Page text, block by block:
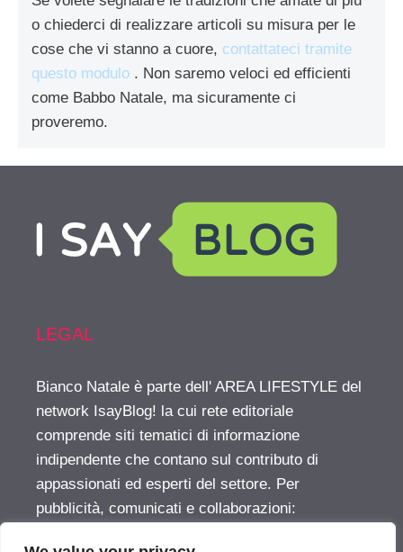
o chiederci di realizzare articoli su misura per le
cose che vi stanno a cuore, contattateci tramite
questo modulo . Non saremo veloci ed efficienti
come Babbo Natale, ma sicuramente ci
proveremo.
LEGAL
Bianco Natale è parte dell' AREA LIFESTYLE del
network IsayBlog! la cui rete editoriale
comprende siti tematici di informazione
indipendente che contano sul contributo di
appassionati ed esperti del settore. Per
pubblicità, comunicati e collaborazioni: